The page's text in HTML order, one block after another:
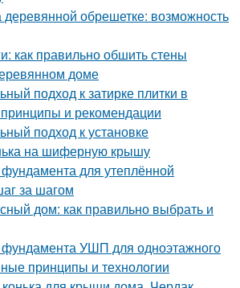
деревянной обрешетке: возможность
как правильно обшить стены
доме
подход к затирке плитки в
и рекомендации
подход к установке
на шиферную крышу
для утеплённой
за шагом
дом: как правильно выбрать и
фундамента УШП для одноэтажного
принципы и технологии